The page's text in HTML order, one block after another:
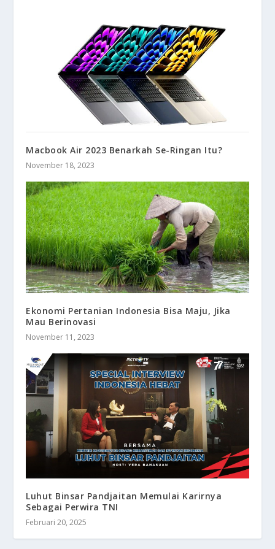
Macbook Air 2023 Benarkah Se-Ringan Itu?
November 18, 2023
Ekonomi Pertanian Indonesia Bisa Maju, Jika
Mau Berinovasi
November 11, 2023
Luhut Binsar Pandjaitan Memulai Karirnya
Sebagai Perwira TNI
Februari 20, 2025